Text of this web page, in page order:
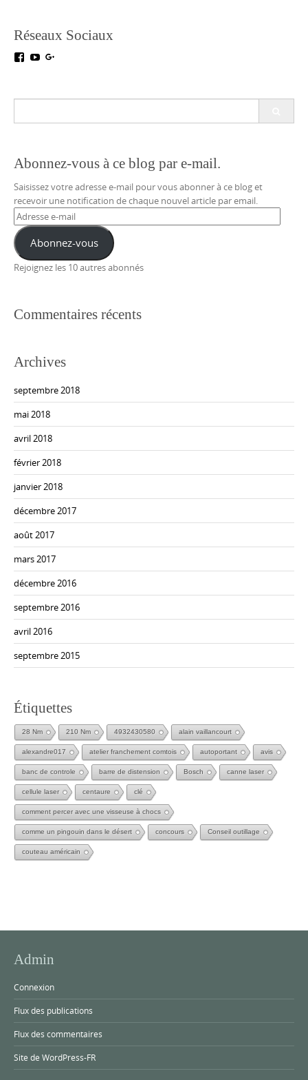
Réseaux Sociaux
Voir
testoutillage
Facebook
Voir
UC5crr0I4Ey688Hu1IMBwWRA
YouTube
+Test-
sur
Abonnez-vous à ce blog par e-mail.
Saisissez votre adresse e-mail pour vous abonner à ce blog et
recevoir une notification de chaque nouvel article par email.
Adresse
e-
mail Abonnez-vous
Rejoignez les 10 autres abonnés
Commentaires récents
Archives
septembre 2018
mai 2018
avril 2018
février 2018
janvier 2018
décembre 2017
août 2017
mars 2017
décembre 2016
septembre 2016
avril 2016
septembre 2015
Étiquettes
28 Nm 210 Nm 4932430580 alain vaillancourt
alexandre017 atelier franchement comtois autoportant avis
banc de controle barre de distension Bosch canne laser
cellule laser centaure clé
comment percer avec une visseuse à chocs
comme un pingouin dans le désert concours Conseil outillage
couteau américain
Admin
Connexion
Flux des publications
Flux des commentaires
Site de WordPress-FR